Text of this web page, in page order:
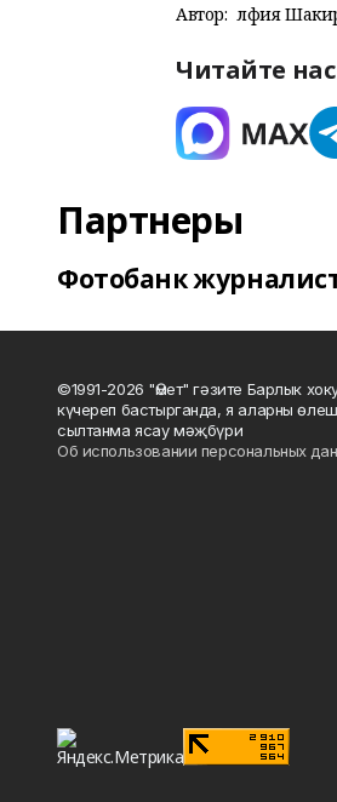
Автор: Әлфия
Читайте нас
Партнеры
Фотобанк
©1991-2026 "Өмет" гәзите Барлык
күчереп бастырганда, я аларны
сылтанма ясау мәҗбүри
Об использовании персональных